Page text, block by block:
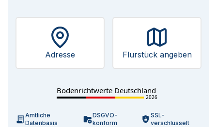
Adresse Flurstück angeben
Bodenrichtwerte Deutschland
2026
Amtliche
Datenbasis
DSGVO-
konform
SSL-
verschlüsselt